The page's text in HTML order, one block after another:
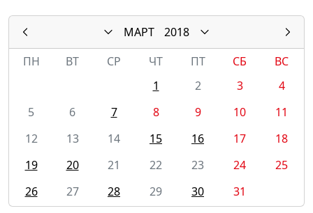
МАРТ
2018
ПН
ВТ СР ЧТ ПТ СБ
ВС
1
2 3
4
5
6 7 8 9 10
11
12
13 14 15 16 17
18
19
20 21 22 23 24
25
26
27 28 29 30 31